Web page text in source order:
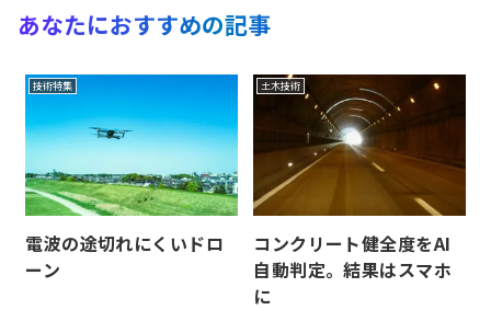
あなたにおすすめの記事
技術特集
電波の途切れにくいドロ
ーン
土木技術
コンクリート健全度をAI
自動判定。結果はスマホ
に